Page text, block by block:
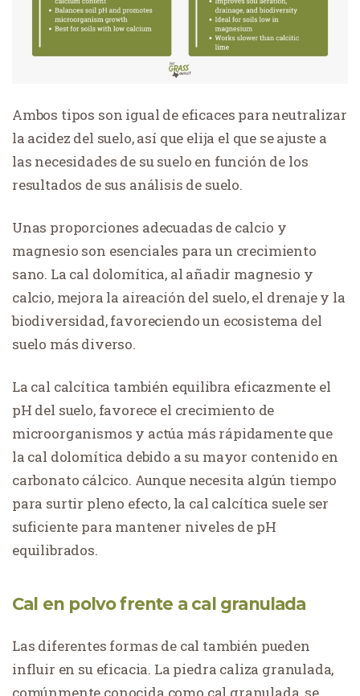
Ambos tipos son igual de eficaces para neutralizar
la acidez del suelo, así que elija el que se ajuste a
las necesidades de su suelo en función de los
resultados de sus análisis de suelo.
Unas proporciones adecuadas de calcio y
magnesio son esenciales para un crecimiento
sano. La cal dolomítica, al añadir magnesio y
calcio, mejora la aireación del suelo, el drenaje y la
biodiversidad, favoreciendo un ecosistema del
suelo más diverso.
La cal calcítica también equilibra eficazmente el
pH del suelo, favorece el crecimiento de
microorganismos y actúa más rápidamente que
la cal dolomítica debido a su mayor contenido en
carbonato cálcico. Aunque necesita algún tiempo
para surtir pleno efecto, la cal calcítica suele ser
suficiente para mantener niveles de pH
equilibrados.
Cal en polvo frente a cal granulada
Las diferentes formas de cal también pueden
influir en su eficacia. La piedra caliza granulada,
comúnmente conocida como cal granulada, se